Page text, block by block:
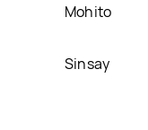
Mohito
Sinsay